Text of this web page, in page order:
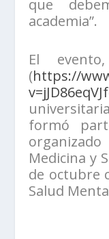
que
academia”.
El
(https://
formó
Medicina y
de octubre
Salud